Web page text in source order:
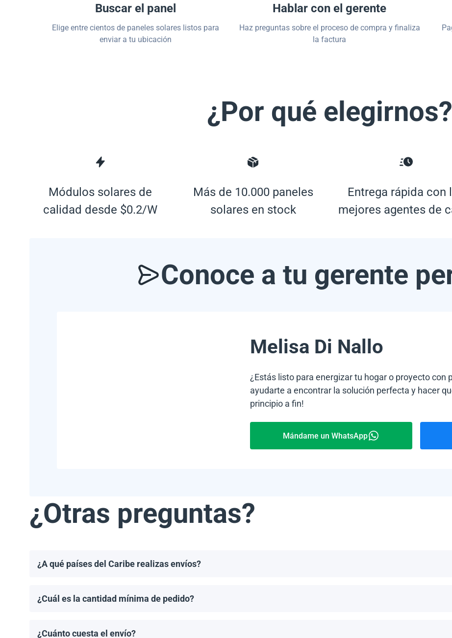
Buscar el panel
Elige entre cientos de paneles solares listos para
enviar a tu ubicación
Hablar con el gerente
Haz preguntas sobre el proceso de compra y finaliza
la factura
¿Por qué elegirnos?
Módulos solares de
calidad desde $0.2/W
Más de 10.000 paneles
solares en stock
Entrega rápida con
mejores agentes de
Conoce a tu gerente
Melisa Di Nallo
¿Estás listo para energizar tu hogar o proyecto con
ayudarte a encontrar la solución perfecta y hacer
principio a fin!
Mándame un WhatsApp
¿Otras preguntas?
¿A qué países del Caribe realizas envíos?
¿Cuál es la cantidad mínima de pedido?
¿Cuánto cuesta el envío?